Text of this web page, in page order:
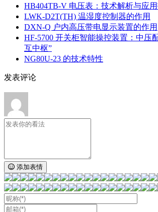
HB404TB-V 电压表：技术解析与应
LWK‑D2T(TH) 温湿度控制器的作用
DXN‑Q 户内高压带电显示装置的作用
HF-5700 开关柜智能操控装置：中压
互中枢”
NG80U-23 的技术特性
发表评论
添加表情